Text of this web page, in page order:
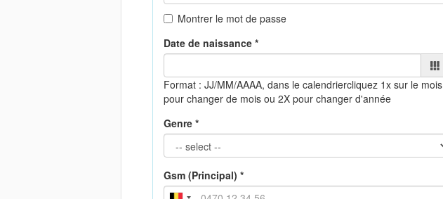
Montrer le mot de passe
Date de naissance *
Format : JJ/MM/AAAA, dans le calendriercliquez 1x sur le mois
pour changer de mois ou 2X pour changer d'année
Genre *
Gsm (Principal) *